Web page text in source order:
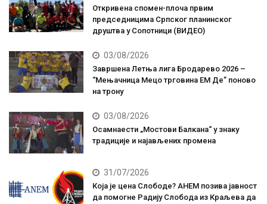
Откривена спомен-плоча првим
председницима Српског планинског
друштва у Сопотници (ВИДЕО)
03/08/2026
Завршена Летња лига Бродарево 2026 –
“Мењачница Мецо трговина ЕМ Де” поново
на трону
03/08/2026
Осамнаести „Мостови Балкана“ у знаку
традиције и најављених промена
31/07/2026
Која је цена Слободе? АНЕМ позива јавност
да помогне Радију Слобода из Краљева да